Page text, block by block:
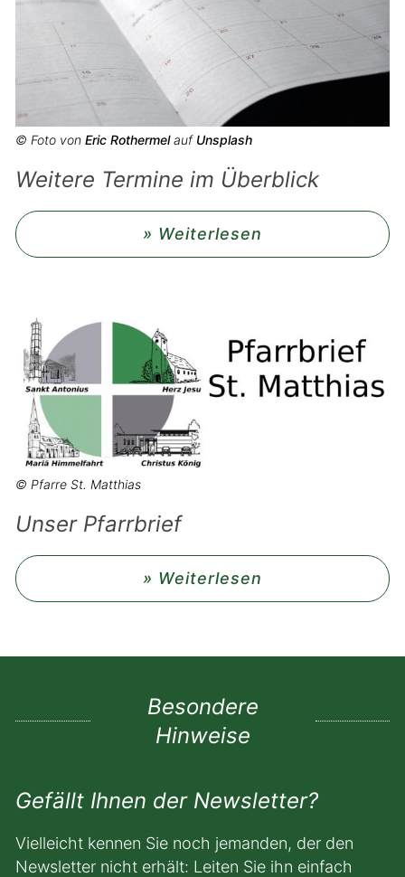
© Foto von Eric Rothermelauf Unsplash
Weitere Termine im Überblick
» Weiterlesen
© Pfarre St. Matthias
Unser Pfarrbrief
» Weiterlesen
Besondere
Hinweise
Gefällt Ihnen der Newsletter?
Vielleicht kennen Sie noch jemanden, der den
Newsletter nicht erhält: Leiten Sie ihn einfach